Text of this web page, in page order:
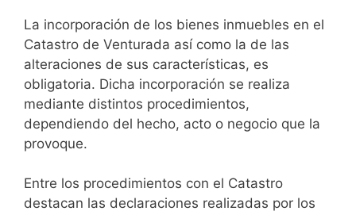
La incorporación de los bienes inmuebles en el
Catastro de Venturada así como la de las
alteraciones de sus características, es
obligatoria. Dicha incorporación se realiza
mediante distintos procedimientos,
dependiendo del hecho, acto o negocio que la
provoque.
Entre los procedimientos con el Catastro
destacan las declaraciones realizadas por los